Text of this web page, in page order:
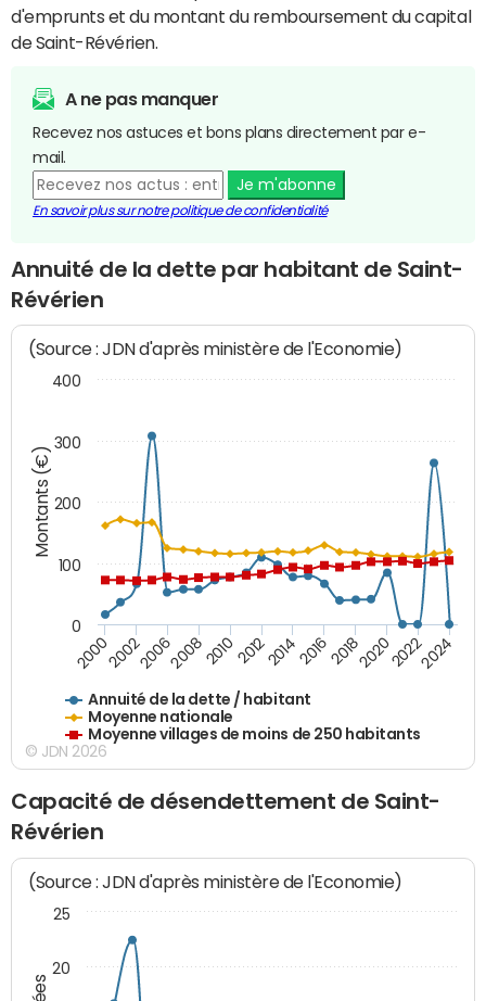
d'emprunts et du montant du remboursement du capital
de Saint-Révérien.
A ne pas manquer
Recevez nos astuces et bons plans directement par e-
mail.
Je m'abonne
En savoir plus sur notre politique de confidentialité
Annuité de la dette par habitant de Saint-
Révérien
Montants (€)
(Source : JDN d'après ministère de l'Economie)
Annuité de la dette / habitant
Moyenne nationale
Moyenne villages de moins de 250 habitants
200020022006200820102012201420162018202020222024
0
100
200
300
400
© JDN 2026
Capacité de désendettement de Saint-
Révérien
(Source : JDN d'après ministère de l'Economie)
20
25